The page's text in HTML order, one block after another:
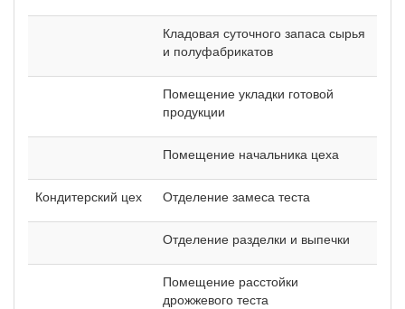
Кладовая суточного запаса сырья
и полуфабрикатов
Помещение укладки готовой
продукции
Помещение начальника цеха
Кондитерский цех Отделение замеса теста
Отделение разделки и выпечки
Помещение расстойки
дрожжевого теста